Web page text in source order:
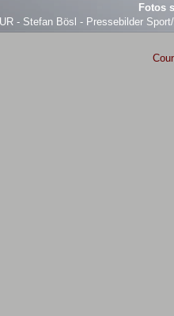
Fotos
- Stefan Bösl - Pressebilder